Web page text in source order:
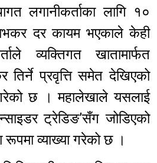
लगानीकर्ताका लागि १०
दर कायम भएकाले केही
व्यक्तिगत खातामार्फत
तिर्ने प्रवृत्ति समेत देखिएको
छ । महालेखाले यसलाई
ट्रेडिङ’सँग जोडिएको
व्याख्या गरेको छ ।